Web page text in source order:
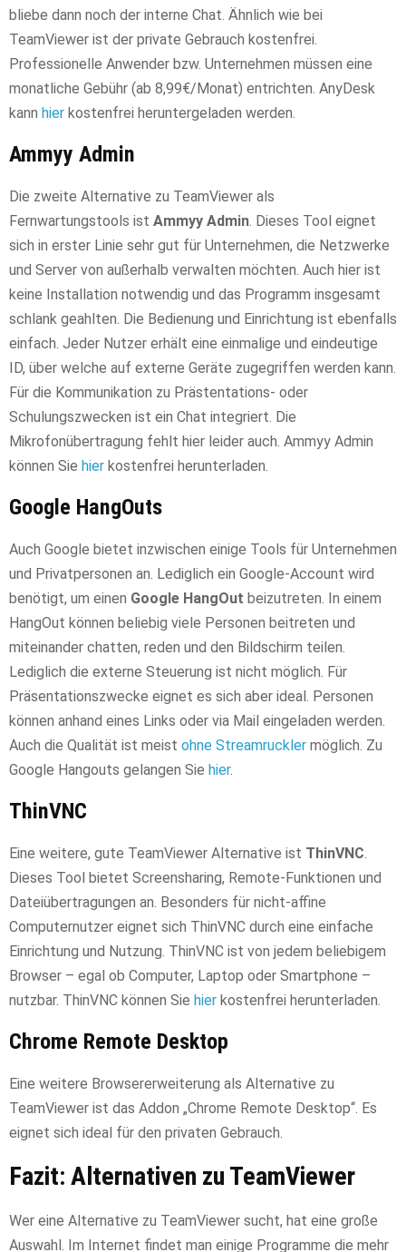
bliebe dann noch der interne Chat. Ähnlich wie bei
TeamViewer ist der private Gebrauch kostenfrei.
Professionelle Anwender bzw. Unternehmen müssen eine
monatliche Gebühr (ab 8,99€/Monat) entrichten. AnyDesk
kann hier kostenfrei heruntergeladen werden.
Ammyy Admin
Die zweite Alternative zu TeamViewer als
Fernwartungstools ist Ammyy Admin . Dieses Tool eignet
sich in erster Linie sehr gut für Unternehmen, die Netzwerke
und Server von außerhalb verwalten möchten. Auch hier ist
keine Installation notwendig und das Programm insgesamt
schlank geahlten. Die Bedienung und Einrichtung ist ebenfalls
einfach. Jeder Nutzer erhält eine einmalige und eindeutige
ID, über welche auf externe Geräte zugegriffen werden kann.
Für die Kommunikation zu Prästentations- oder
Schulungszwecken ist ein Chat integriert. Die
Mikrofonübertragung fehlt hier leider auch. Ammyy Admin
können Sie hier kostenfrei herunterladen.
Google HangOuts
Auch Google bietet inzwischen einige Tools für Unternehmen
und Privatpersonen an. Lediglich ein Google-Account wird
benötigt, um einen Google HangOut beizutreten. In einem
HangOut können beliebig viele Personen beitreten und
miteinander chatten, reden und den Bildschirm teilen.
Lediglich die externe Steuerung ist nicht möglich. Für
Präsentationszwecke eignet es sich aber ideal. Personen
können anhand eines Links oder via Mail eingeladen werden.
Auch die Qualität ist meist ohne Streamruckler möglich. Zu
Google Hangouts gelangen Sie hier.
ThinVNC
Eine weitere, gute TeamViewer Alternative ist ThinVNC
Dieses Tool bietet Screensharing, Remote-Funktionen und
Dateiübertragungen an. Besonders für nicht-affine
Computernutzer eignet sich ThinVNC durch eine einfache
Einrichtung und Nutzung. ThinVNC ist von jedem beliebigem
Browser – egal ob Computer, Laptop oder Smartphone –
nutzbar. ThinVNC können Sie hier kostenfrei herunterladen.
Chrome Remote Desktop
Eine weitere Browsererweiterung als Alternative zu
TeamViewer ist das Addon „Chrome Remote Desktop“. Es
eignet sich ideal für den privaten Gebrauch.
Fazit: Alternativen zu TeamViewer
Wer eine Alternative zu TeamViewer sucht, hat eine große
Auswahl. Im Internet findet man einige Programme die mehr